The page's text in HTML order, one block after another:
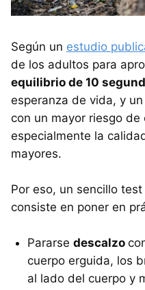
Según un estudio
de los adultos para
equilibrio de 10
esperanza de vida, y
con un mayor riesgo
especialmente la
mayores.
Por eso, un sencillo
consiste en poner en
Pararse descalzo
cuerpo erguida, los
al lado del cuerpo y